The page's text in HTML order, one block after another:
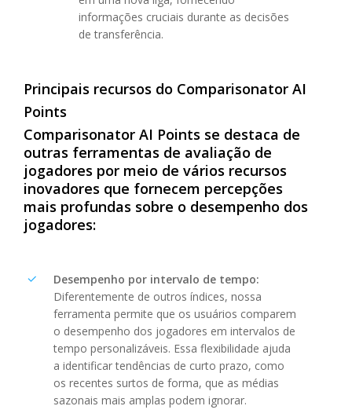
Principais recursos do Comparisonator AI
Points
Comparisonator AI Points se destaca de
outras ferramentas de avaliação de
jogadores por meio de vários recursos
inovadores que fornecem percepções
mais profundas sobre o desempenho dos
jogadores:
Desempenho por intervalo de tempo:
Diferentemente de outros índices, nossa
ferramenta permite que os usuários comparem
o desempenho dos jogadores em intervalos de
tempo personalizáveis. Essa flexibilidade ajuda
a identificar tendências de curto prazo, como
os recentes surtos de forma, que as médias
sazonais mais amplas podem ignorar.
informações cruciais durante as decisões
de transferência.